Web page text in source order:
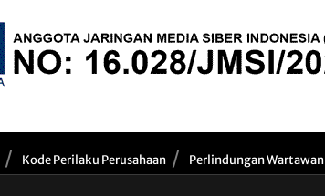
Kode Perilaku Perusahaan Perlindungan Wartawan